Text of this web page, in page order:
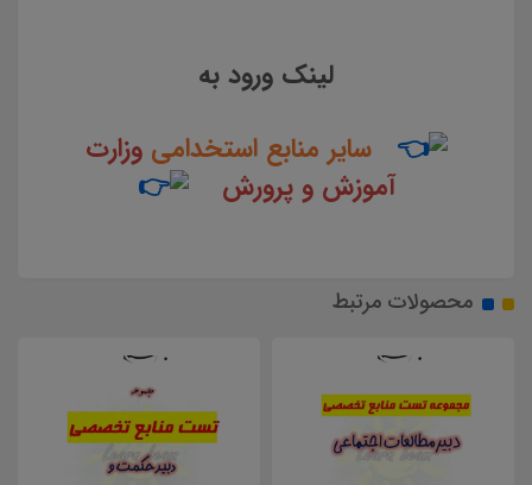
لینک ورود به
سایر منابع استخدامیوزارت
آموزش و پرورش
محصولات مرتبط